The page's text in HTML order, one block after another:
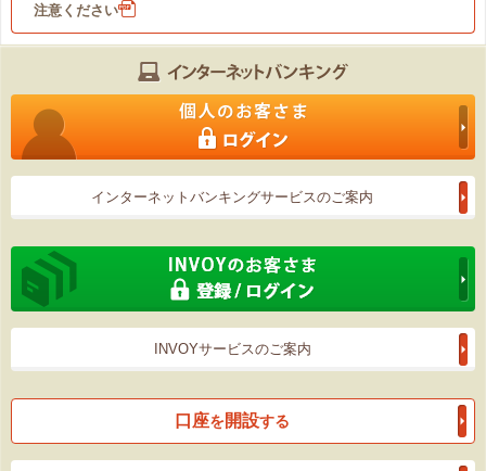
注意ください
インターネットバンキングサービスのご案内
INVOYサービスのご案内
口座を開設する